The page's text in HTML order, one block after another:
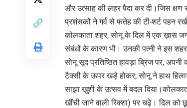
और उत्साह की लहर पैदा कर दी।जिस क्षण
प्रशंसकों ने गर्व से फतेह की टी-शर्ट पहन
कोलकाता शहर, सोनू के दिल में एक ख़ास
संबंधों के कारण भी। उनकी पत्नी ने इस शहर
सोनू सूद प्रतिष्ठित हावड़ा ब्रिज पर,
टैक्सी के ऊपर खड़े होकर, सोनू ने हाथ
साझा खुशी के उत्सव में बदल
खींची जाने वाली रिक्शा) पर चढ़े। दिल को